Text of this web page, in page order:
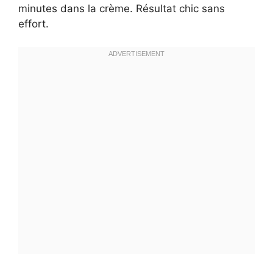
minutes dans la crème. Résultat chic sans
effort.